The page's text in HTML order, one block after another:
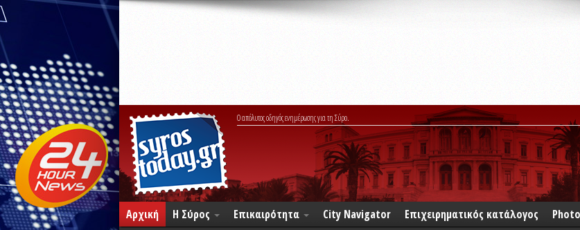
Ο απόλυτος οδηγός ενημέρωσης για τη Σύρο.
Αρχική Η Σύρος Επικαιρότητα City Navigator Επιχειρηματικός κατάλογος